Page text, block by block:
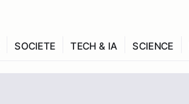
SOCIETE TECH & IA SCIENCE